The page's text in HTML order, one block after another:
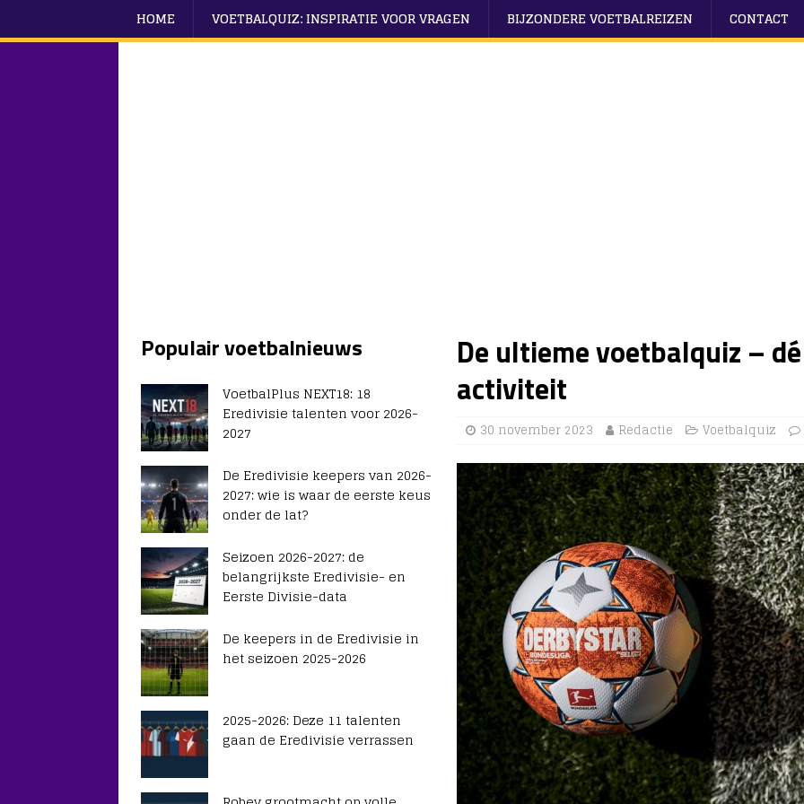
HOME VOETBALQUIZ: INSPIRATIE VOOR VRAGEN BIJZONDERE VOETBALREIZEN CONTACT
De ultieme voetbalquiz –
activiteit
30 november 2023 Redactie Voetbalquiz
Populair voetbalnieuws
VoetbalPlus NEXT18: 18
Eredivisie talenten voor 2026-
2027
De Eredivisie keepers van 2026-
2027: wie is waar de eerste keus
onder de lat?
Seizoen 2026-2027: de
belangrijkste Eredivisie- en
Eerste Divisie-data
De keepers in de Eredivisie in
het seizoen 2025-2026
2025-2026: Deze 11 talenten
gaan de Eredivisie verrassen